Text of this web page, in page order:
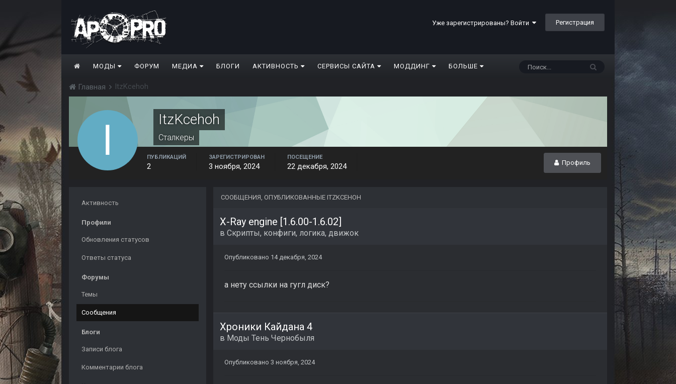
Уже зарегистрированы? Войти Регистрация
МОДЫ ФОРУМ МЕДИА БЛОГИ АКТИВНОСТЬ СЕРВИСЫ САЙТА МОДДИНГ БОЛЬШЕ
Главная ItzKcehoh
ItzKcehoh
Сталкеры
Профиль
ПУБЛИКАЦИЙ
2
ЗАРЕГИСТРИРОВАН
3 ноября, 2024
ПОСЕЩЕНИЕ
22 декабря, 2024
Активность
Профили
Обновления статусов
Ответы статуса
Форумы
Темы
Сообщения
Блоги
Записи блога
Комментарии блога
СООБЩЕНИЯ, ОПУБЛИКОВАННЫЕ ITZKCEHOH
X-Ray engine [1.6.00-1.6.02]
в Скрипты, конфиги, логика, движок
Опубликовано 14 декабря, 2024
а нету ссылки на гугл диск?
Хроники Кайдана 4
в Моды Тень Чернобыля
Опубликовано 3 ноября, 2024